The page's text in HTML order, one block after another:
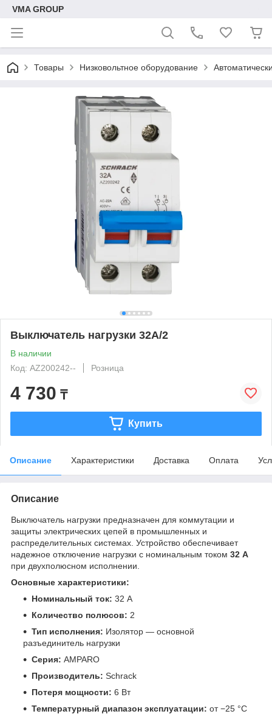
VMA GROUP
Товары Низковольтное оборудование
Выключатель нагрузки 32А/2
В наличии
Код: AZ200242--
Розница
4 730 ₸
Купить
Описание Характеристики Доставка Оплата
Описание
Выключатель нагрузки предназначен для коммутации и
защиты электрических цепей в промышленных и
распределительных системах. Устройство обеспечивает
надежное отключение нагрузки с номинальным током 32 А
при двухполюсном исполнении.
Основные характеристики:
Номинальный ток: 32 А
Количество полюсов: 2
Тип исполнения: Изолятор — основной
разъединитель нагрузки
Серия: AMPARO
Производитель: Schrack
Потеря мощности: 6 Вт
Температурный диапазон эксплуатации: от −25 °C